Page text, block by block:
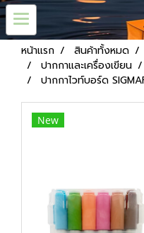
หน้าแรก สินค้าทั้งหมด
ปากกาและเครื่องเขียน
ปากกาไวท์บอร์ด
New